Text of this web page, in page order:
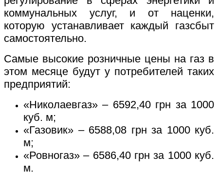
коммунальных услуг, и от наценки,
которую устанавливает каждый газсбыт
самостоятельно.
Самые высокие розничные цены на газ в
этом месяце будут у потребителей таких
предприятий:
«Николаевгаз» – 6592,40 грн за 1000
куб. м;
«Газовик» – 6588,08 грн за 1000 куб.
м;
«Ровногаз» – 6586,40 грн за 1000 куб.
м.